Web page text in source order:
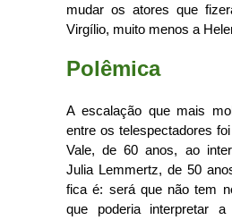
mudar os atores que
Virgílio, muito menos a
Polêmica
A escalação que mais
entre os telespectadores
Vale, de 60 anos, ao
Julia Lemmertz, de 50
fica é: será que não tem
que poderia interpretar